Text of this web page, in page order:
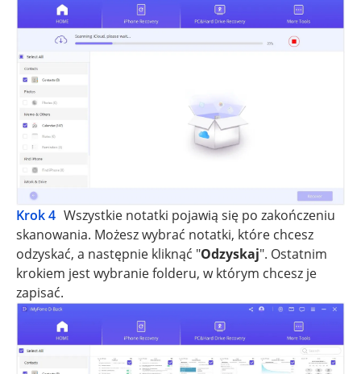
Krok 4 Wszystkie notatki pojawią się po zakończeniu
skanowania. Możesz wybrać notatki, które chcesz
odzyskać, a następnie kliknąć "Odzyskaj". Ostatnim
krokiem jest wybranie folderu, w którym chcesz je
zapisać.